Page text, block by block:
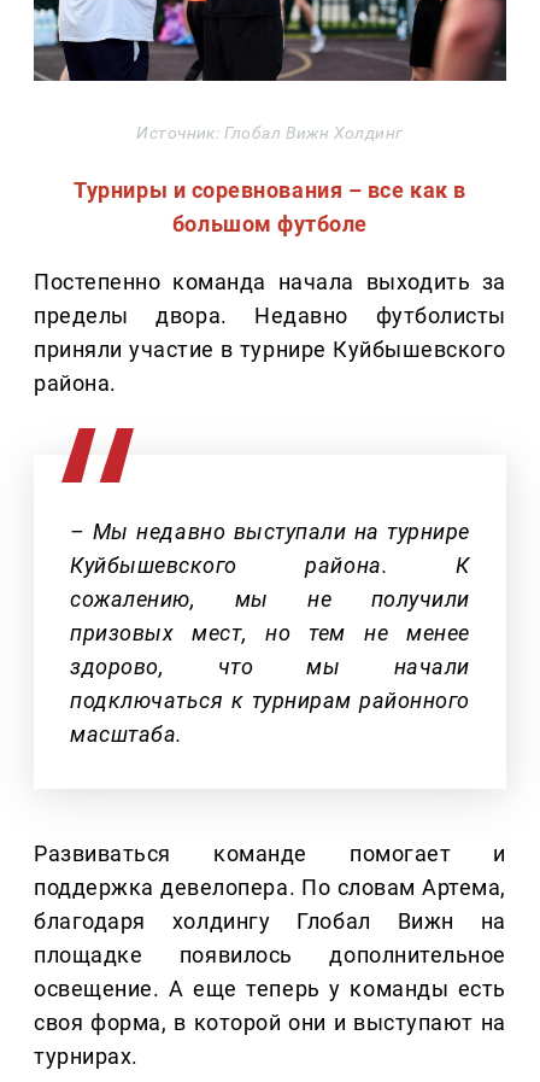
Источник: Глобал Вижн Холдинг
Турниры и соревнования – все как в
большом футболе
Постепенно команда начала выходить за
пределы двора. Недавно футболисты
приняли участие в турнире Куйбышевского
района.
– Мы недавно выступали на турнире
Куйбышевского района. К
сожалению, мы не получили
призовых мест, но тем не менее
здорово, что мы начали
подключаться к турнирам районного
масштаба.
Развиваться команде помогает и
поддержка девелопера. По словам Артема,
благодаря холдингу Глобал Вижн на
площадке появилось дополнительное
освещение. А еще теперь у команды есть
своя форма, в которой они и выступают на
турнирах.